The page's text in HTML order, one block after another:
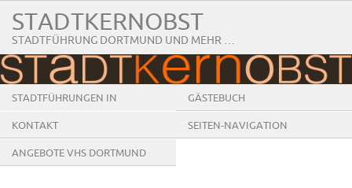
STADTKERNOBST
STADTFÜHRUNG DORTMUND UND MEHR …
STADTFÜHRUNGEN IN
DORTMUND
GÄSTEBUCH
KONTAKT SEITEN-NAVIGATION
ANGEBOTE VHS DORTMUND